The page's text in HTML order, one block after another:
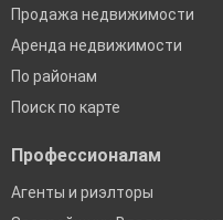
Продажа недвижимости
Аренда недвижимости
По районам
Поиск по карте
Профессионалам
Агенты и риэлторы